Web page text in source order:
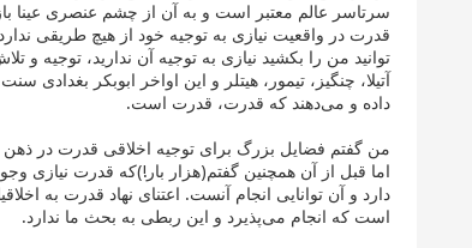
سرتاسر عالم معتبر است و به آن از چشم عنصری عینا
قدرت در واقعیت نیازی به توجیه خود از هیچ طریقی
توانید من را بکشید نیازی به توجیه آن ندارید،
آتیلا، چنگیز، تیمور، هیتلر و این اواخر ابوبکر
داده و می‌دهند که قدرت، قدرت است.
من گفتم فضایل بزرگ برای توجیه اخلاقی قدرت در
اما قبل از آن همچنین گفتم(هزار بار!)که قدرت نیازی
دارد و آن توانایی انجام آنست. اعتنای نهاد قدرت به
است که انجام می‌پذیرد و این ربطی به بحث ما ندارد.